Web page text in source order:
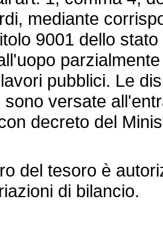
mediante
9001 dello
pubblici. Le
sono versate
decreto del
del tesoro è
di bilancio.